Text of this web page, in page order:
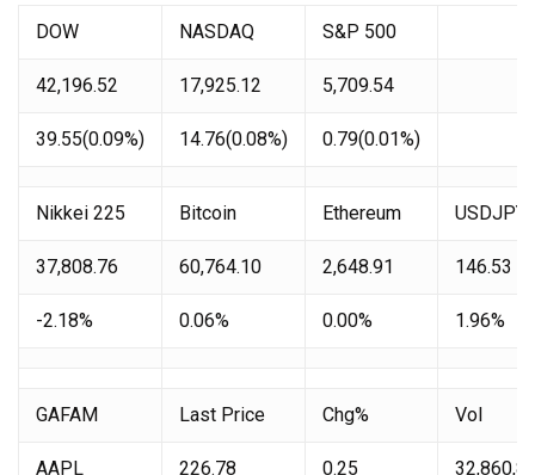
DOW NASDAQ S&P 500
42,196.52 17,925.12 5,709.54
39.55(0.09%) 14.76(0.08%) 0.79(0.01%)
Nikkei 225 Bitcoin Ethereum USDJPY
37,808.76 60,764.10 2,648.91 146.53
-2.18% 0.06% 0.00% 1.96%
GAFAM Last Price Chg% Vol
AAPL 226.78 0.25